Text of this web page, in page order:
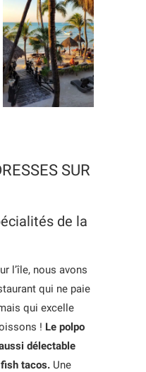
SUR
de la
l’île, nous avons
qui ne paie
qui excelle
! Le polpo
délectable
tacos. Une